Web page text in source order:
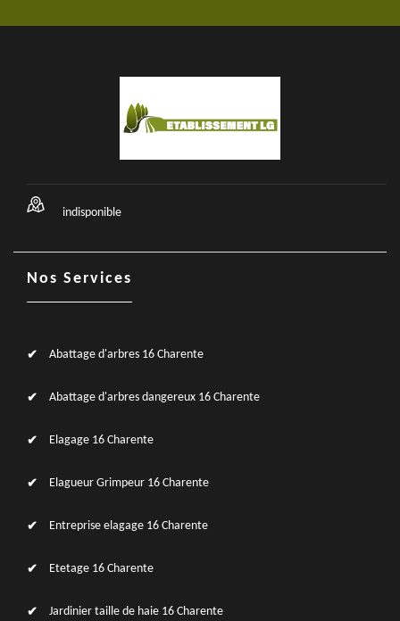
indisponible
Nos Services
Abattage d'arbres 16 Charente
Abattage d'arbres dangereux 16 Charente
Elagage 16 Charente
Elagueur Grimpeur 16 Charente
Entreprise elagage 16 Charente
Etetage 16 Charente
Jardinier taille de haie 16 Charente